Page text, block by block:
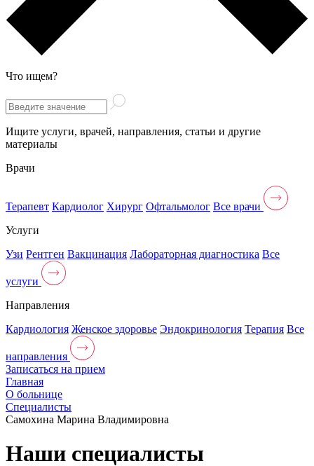
Что ищем?
Ищите услуги, врачей, направления, статьи и другие
материалы
Врачи
Терапевт Кардиолог Хирург Офтальмолог Все врачи
Услуги
Узи Рентген Вакцинация Лабораторная диагностика Все
услуги
Направления
Кардиология Женское здоровье Эндокринология Терапия Все
направления
Записаться на прием
Главная
О больнице
Специалисты
Самохина Марина Владимировна
Наши специалисты